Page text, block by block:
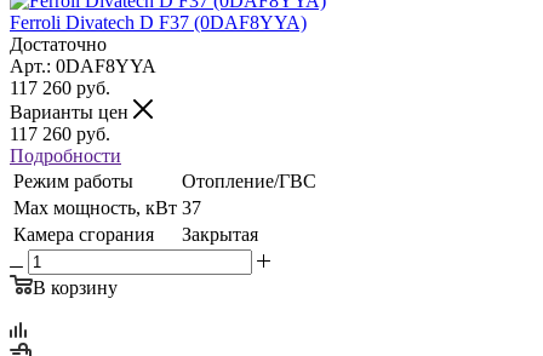
Ferroli Divatech D F37 (0DAF8YYA)
Достаточно
Арт.: 0DAF8YYA
117 260 руб.
Варианты цен
117 260 руб.
Подробности
Режим работы
Отопление/ГВС
Max мощность, кВт 37
Камера сгорания
Закрытая
В корзину